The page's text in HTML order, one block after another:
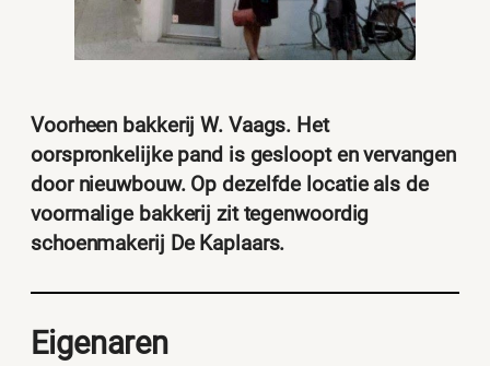
Voorheen bakkerij W. Vaags. Het
oorspronkelijke pand is gesloopt en vervangen
door nieuwbouw. Op dezelfde locatie als de
voormalige bakkerij zit tegenwoordig
schoenmakerij De Kaplaars.
Eigenaren